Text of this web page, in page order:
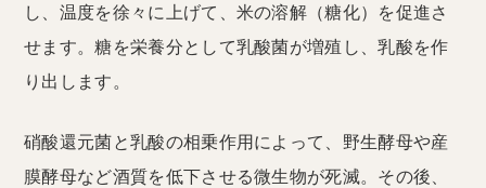
し、温度を徐々に上げて、米の溶解（糖化）を促進さ
せます。糖を栄養分として乳酸菌が増殖し、乳酸を作
り出します。
硝酸還元菌と乳酸の相乗作用によって、野生酵母や産
膜酵母など酒質を低下させる微生物が死滅。その後、